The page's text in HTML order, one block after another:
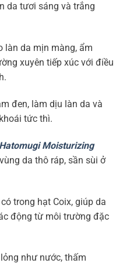
da tươi sáng và trắng
làn da mịn màng, ẩm
xuyên tiếp xúc với điều
đen, làm dịu làn da và
tức thì.
Moisturizing
da thô ráp, sần sùi ở
trong hạt Coix, giúp da
động từ môi trường đặc
lỏng như nước, thấm